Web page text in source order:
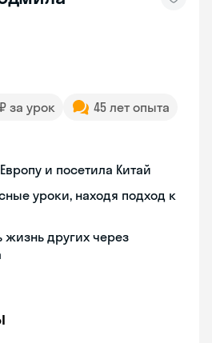
за урок
45 лет опыта
и посетила Китай
уроки, находя подход к
жизнь других через